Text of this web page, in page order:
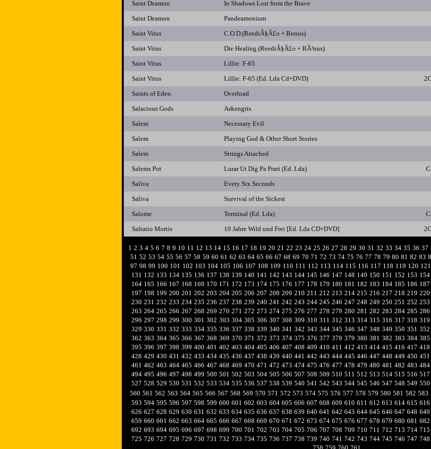
Saint Deamon
In Shadows Lost from the Brave
Saint Deamon
Pandeamonium
Saint Vitus
C.O.D.(ReediÃ§Ã£o + Bonus)
Saint Vitus
Die Healing (ReediÃ§Ã£o + BÃ³nus)
Saint Vitus
Lillie: F-65
Saint Vitus
Lillie: F-65 (Ed. Lda Cd+DVD)
Saints of Eden
Overload
Salacious Gods
Askengris
Salem
Necessary Evil
Salem
Playing God & Other Short Stories
Salem
Strings Attached
Salems Pot
Lurar Ut Dig Pa Prari (Ed. Lda)
Saliva
Every Six Seconds
Saliva
Survival of the Sickest
Salome
Terminal (Ed. Lda)
Saltatio Mortis
10 Jahre Wild und Frei [Ed. Lda CD+DVD]
1 2 3 4 5 6 7 8 9 10 11 12 13 14 15 16 17 18 19 20 21 22 23 24 25 26 27 28 29 30 31 32 33 34 35 36 37
51 52 53 54 55 56 57 58 59 60 61 62 63 64 65 66 67 68 69 70 71 72 73 74 75 76 77 78 79 80 81 82 83
97 98 99 100 101 102 103 104 105 106 107 108 109 110 111 112 113 114 115 116 117 118 119 120 121
131 132 133 134 135 136 137 138 139 140 141 142 143 144 145 146 147 148 149 150 151 152 153 154
164 165 166 167 168 169 170 171 172 173 174 175 176 177 178 179 180 181 182 183 184 185 186 187
197 198 199 200 201 202 203 204 205 206 207 208 209 210 211 212 213 214 215 216 217 218 219 220
230 231 232 233 234 235 236 237 238 239 240 241 242 243 244 245 246 247 248 249 250 251 252 253
263 264 265 266 267 268 269 270 271 272 273 274 275 276 277 278 279 280 281 282 283 284 285 286
296 297 298 299 300 301 302 303 304 305 306 307 308 309 310 311 312 313 314 315 316 317 318 319
329 330 331 332 333 334 335 336 337 338 339 340 341 342 343 344 345 346 347 348 349 350 351 352
362 363 364 365 366 367 368 369 370 371 372 373 374 375 376 377 378 379 380 381 382 383 384 385
395 396 397 398 399 400 401 402 403 404 405 406 407 408 409 410 411 412 413 414 415 416 417 418
428 429 430 431 432 433 434 435 436 437 438 439 440 441 442 443 444 445 446 447 448 449 450 451
461 462 463 464 465 466 467 468 469 470 471 472 473 474 475 476 477 478 479 480 481 482 483 484
494 495 496 497 498 499 500 501 502 503 504 505 506 507 508 509 510 511 512 513 514 515 516 517
527 528 529 530 531 532 533 534 535 536 537 538 539 540 541 542 543 544 545 546 547 548 549 550
560 561 562 563 564 565 566 567 568 569 570 571 572 573 574 575 576 577 578 579 580 581 582 583
593 594 595 596 597 598 599 600 601 602 603 604 605 606 607 608 609 610 611 612 613 614 615 616
626 627 628 629 630 631 632 633 634 635 636 637 638 639 640 641 642 643 644 645 646 647 648 649
659 660 661 662 663 664 665 666 667 668 669 670 671 672 673 674 675 676 677 678 679 680 681 682
692 693 694 695 696 697 698 699 700 701 702 703 704 705 706 707 708 709 710 711 712 713 714 715
725 726 727 728 729 730 731 732 733 734 735 736 737 738 739 740 741 742 743 744 745 746 747 748